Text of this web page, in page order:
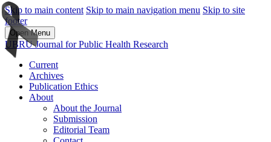
Skip to main content Skip to main navigation menu Skip to site
footer
Open Menu
UBRU Journal for Public Health Research
Current
Archives
Publication Ethics
About
About the Journal
Submission
Editorial Team